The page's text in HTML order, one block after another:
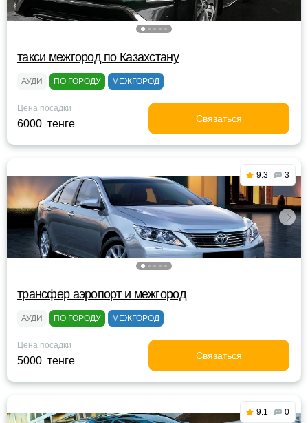
такси межгород по Казахстану
АУДИ ПО ГОРОДУ МЕЖГОРОД
Цена посадки
6000 тенге Связаться
9.3 3
трансфер аэропорт и межгород
АУДИ ПО ГОРОДУ МЕЖГОРОД
Цена посадки
5000 тенге Связаться
9.1 0